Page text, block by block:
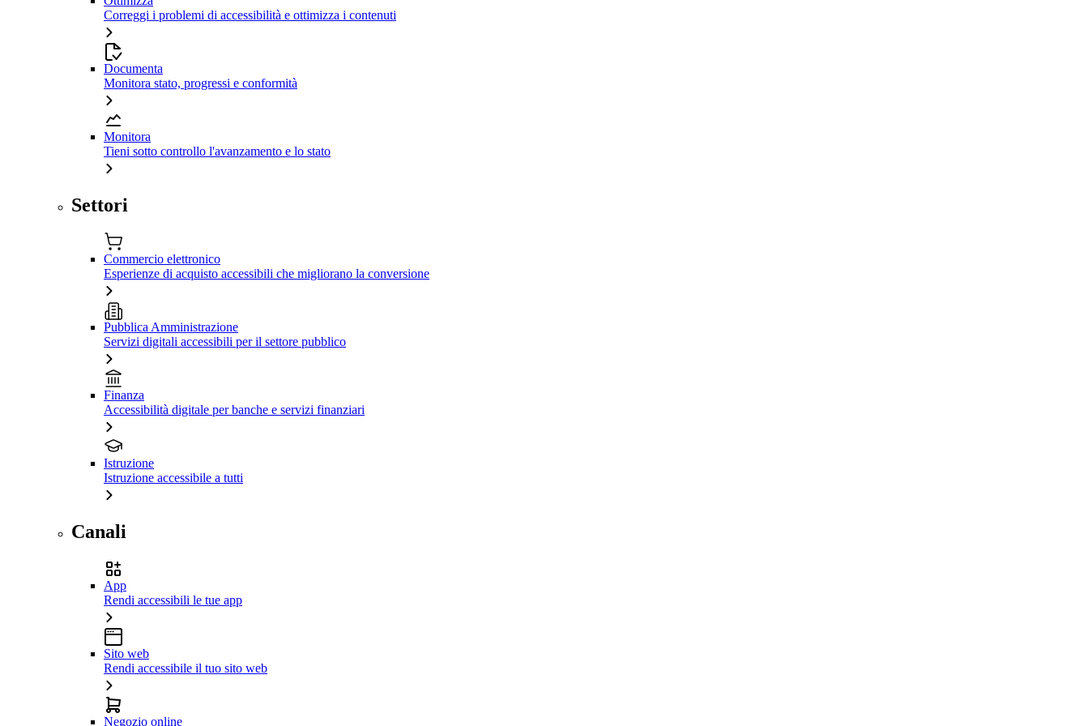
Correggi i problemi di accessibilità e ottimizza i contenuti
Documenta
Monitora stato, progressi e conformità
Monitora
Tieni sotto controllo l'avanzamento e lo stato
Settori
Commercio elettronico
Esperienze di acquisto accessibili che migliorano la conversione
Pubblica Amministrazione
Servizi digitali accessibili per il settore pubblico
Finanza
Accessibilità digitale per banche e servizi finanziari
Istruzione
Istruzione accessibile a tutti
Canali
App
Rendi accessibili le tue app
Sito web
Rendi accessibile il tuo sito web
Negozio online